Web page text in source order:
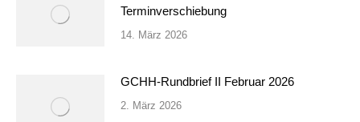
Terminverschiebung
14. März 2026
GCHH-Rundbrief II Februar 2026
2. März 2026